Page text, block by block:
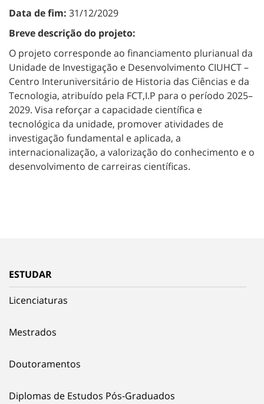
Data de fim: 31/12/2029
Breve descrição do projeto:
O projeto corresponde ao financiamento plurianual da
Unidade de Investigação e Desenvolvimento CIUHCT –
Centro Interuniversitário de Historia das Ciências e da
Tecnologia, atribuído pela FCT,I.P para o período 2025–
2029. Visa reforçar a capacidade científica e
tecnológica da unidade, promover atividades de
investigação fundamental e aplicada, a
internacionalização, a valorização do conhecimento e o
desenvolvimento de carreiras científicas.
ESTUDAR
Licenciaturas
Mestrados
Doutoramentos
Diplomas de Estudos Pós-Graduados